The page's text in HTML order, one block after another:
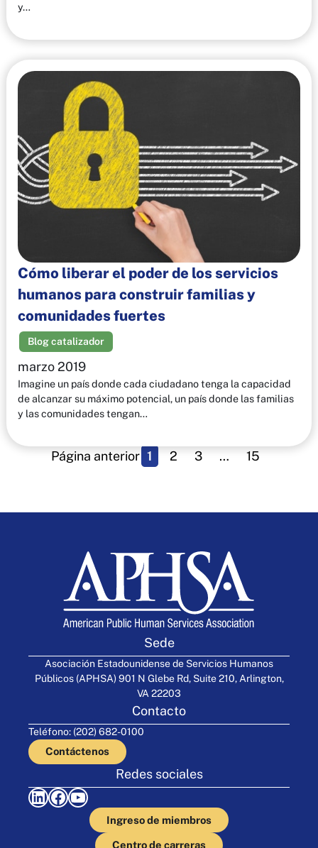
y…
Cómo liberar el poder de los servicios
humanos para construir familias y
comunidades fuertes
Blog catalizador
marzo 2019
Imagine un país donde cada ciudadano tenga la capacidad
de alcanzar su máximo potencial, un país donde las familias
y las comunidades tengan…
Página anterior 1 2 3 … 15
Sede
Asociación Estadounidense de Servicios Humanos
Públicos (APHSA) 901 N Glebe Rd, Suite 210, Arlington,
VA 22203
Contacto
Teléfono: (202) 682-0100
Contáctenos
Redes sociales
LinkedIn Facebook YouTube
Ingreso de miembros
Centro de carreras